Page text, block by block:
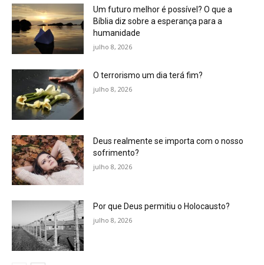
Um futuro melhor é possível? O que a
Bíblia diz sobre a esperança para a
humanidade
julho 8, 2026
O terrorismo um dia terá fim?
julho 8, 2026
Deus realmente se importa com o nosso
sofrimento?
julho 8, 2026
Por que Deus permitiu o Holocausto?
julho 8, 2026